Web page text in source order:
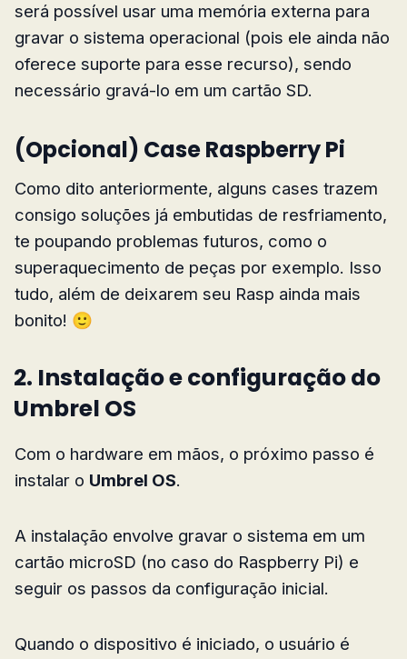
será possível usar uma memória externa para
gravar o sistema operacional (pois ele ainda não
oferece suporte para esse recurso), sendo
necessário gravá-lo em um cartão SD.
(Opcional) Case Raspberry Pi
Como dito anteriormente, alguns cases trazem
consigo soluções já embutidas de resfriamento,
te poupando problemas futuros, como o
superaquecimento de peças por exemplo. Isso
tudo, além de deixarem seu Rasp ainda mais
bonito! 🙂
2. Instalação e configuração do
Umbrel OS
Com o hardware em mãos, o próximo passo é
instalar o Umbrel OS.
A instalação envolve gravar o sistema em um
cartão microSD (no caso do Raspberry Pi) e
seguir os passos da configuração inicial.
Quando o dispositivo é iniciado, o usuário é